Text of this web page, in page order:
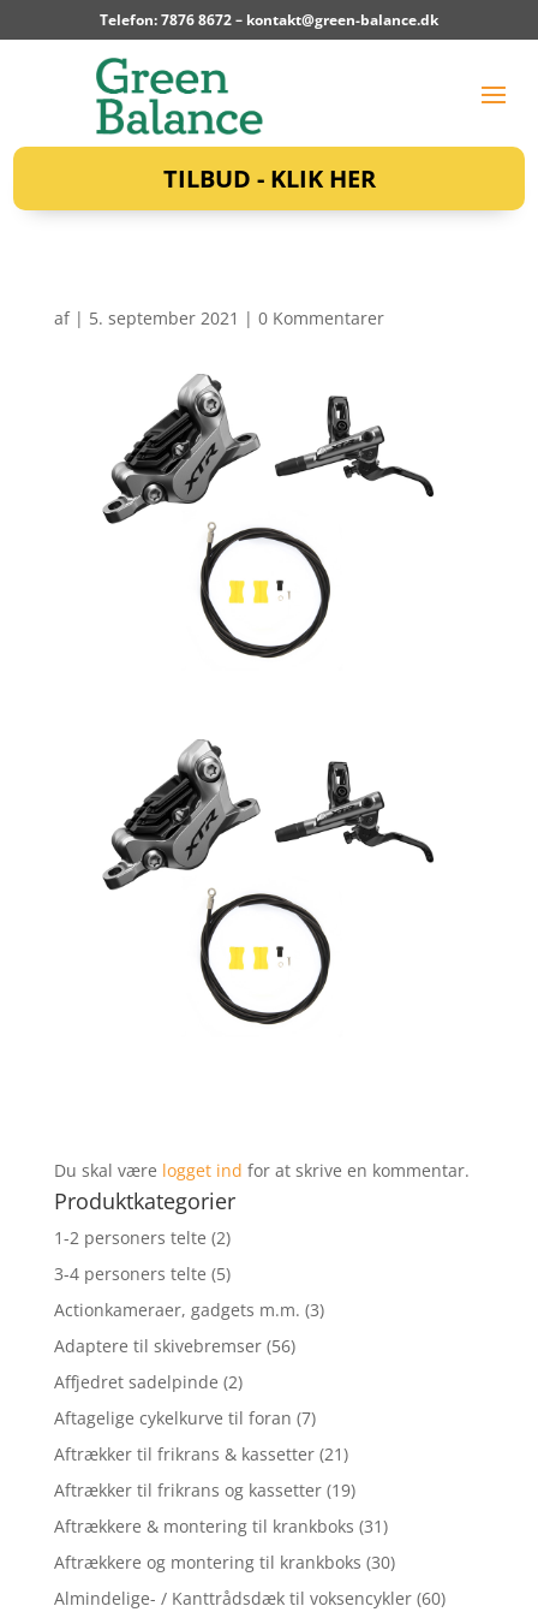
Telefon: 7876 8672 – kontakt@green-balance.dk
TILBUD - KLIK HER
af | 5. september 2021 | 0 Kommentarer
Du skal være logget ind for at skrive en kommentar.
Produktkategorier
1-2 personers telte (2)
3-4 personers telte (5)
Actionkameraer, gadgets m.m. (3)
Adaptere til skivebremser (56)
Affjedret sadelpinde (2)
Aftagelige cykelkurve til foran (7)
Aftrækker til frikrans & kassetter (21)
Aftrækker til frikrans og kassetter (19)
Aftrækkere & montering til krankboks (31)
Aftrækkere og montering til krankboks (30)
Almindelige- / Kanttrådsdæk til voksencykler (60)